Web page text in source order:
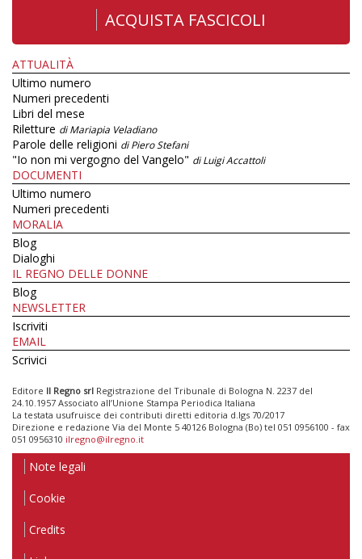
ACQUISTA FASCICOLI
ATTUALITÀ
Ultimo numero
Numeri precedenti
Libri del mese
Riletture di Mariapia Veladiano
Parole delle religioni di Piero Stefani
"Io non mi vergogno del Vangelo" di Luigi Accattoli
DOCUMENTI
Ultimo numero
Numeri precedenti
MORALIA
Blog
Dialoghi
IL REGNO DELLE DONNE
Blog
NEWSLETTER
Iscriviti
EMAIL
Scrivici
Editore Il Regno srl Registrazione del Tribunale di Bologna N. 2237 del
24.10.1957 Associato all’Unione Stampa Periodica Italiana
La testata usufruisce dei contributi diretti editoria d.lgs 70/2017
Direzione e redazione Via del Monte 5 40126 Bologna (Bo) tel 051 0956100 - fax
051 0956310 ilregno@ilregno.it
Note legali
Cookie
Credits